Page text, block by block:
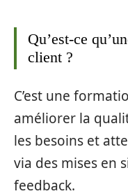
Qu’est-ce
client ?
C’est une
améliorer la
les besoins et
via des mises en
feedback.